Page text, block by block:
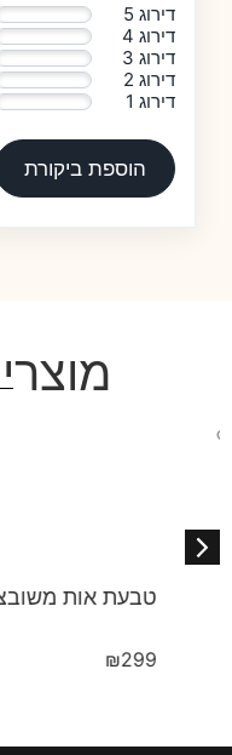
דירוג 5
דירוג 4
דירוג 3
דירוג 2
דירוג 1
הוספת ביקורת
טבעת אות משובצת
₪